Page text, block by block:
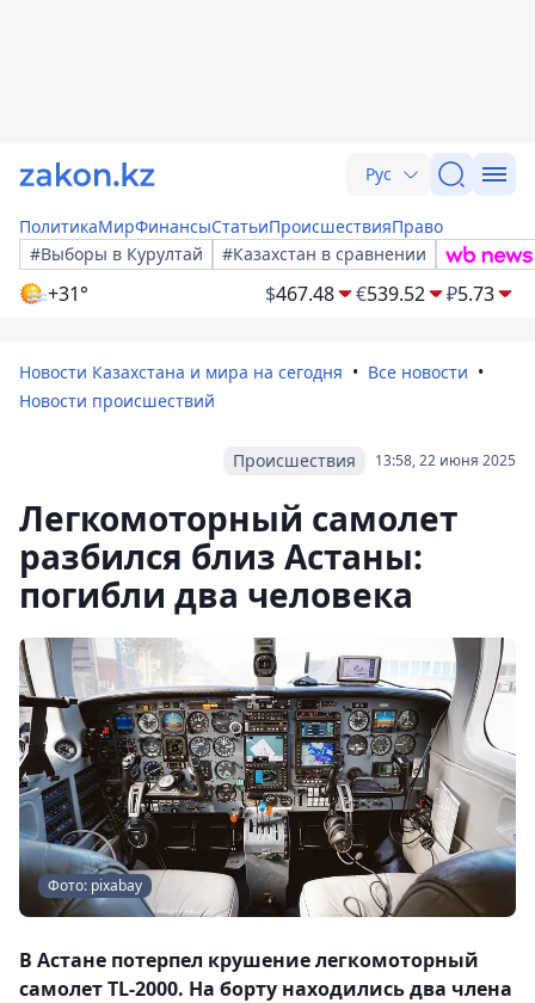
Рус
ПолитикаМирФинансыСтатьиПроисшествияПраво
#Выборы в Курултай
#Казахстан в сравнении
+31° $467.48 €539.52 ₽5.73
Новости Казахстана и мира на сегодня
Все новости
Новости происшествий
13:58, 22 июня 2025
Происшествия
Легкомоторный самолет
разбился близ Астаны:
погибли два человека
Фото: pixabay
В Астане потерпел крушение легкомоторный
самолет TL-2000. На борту находились два члена